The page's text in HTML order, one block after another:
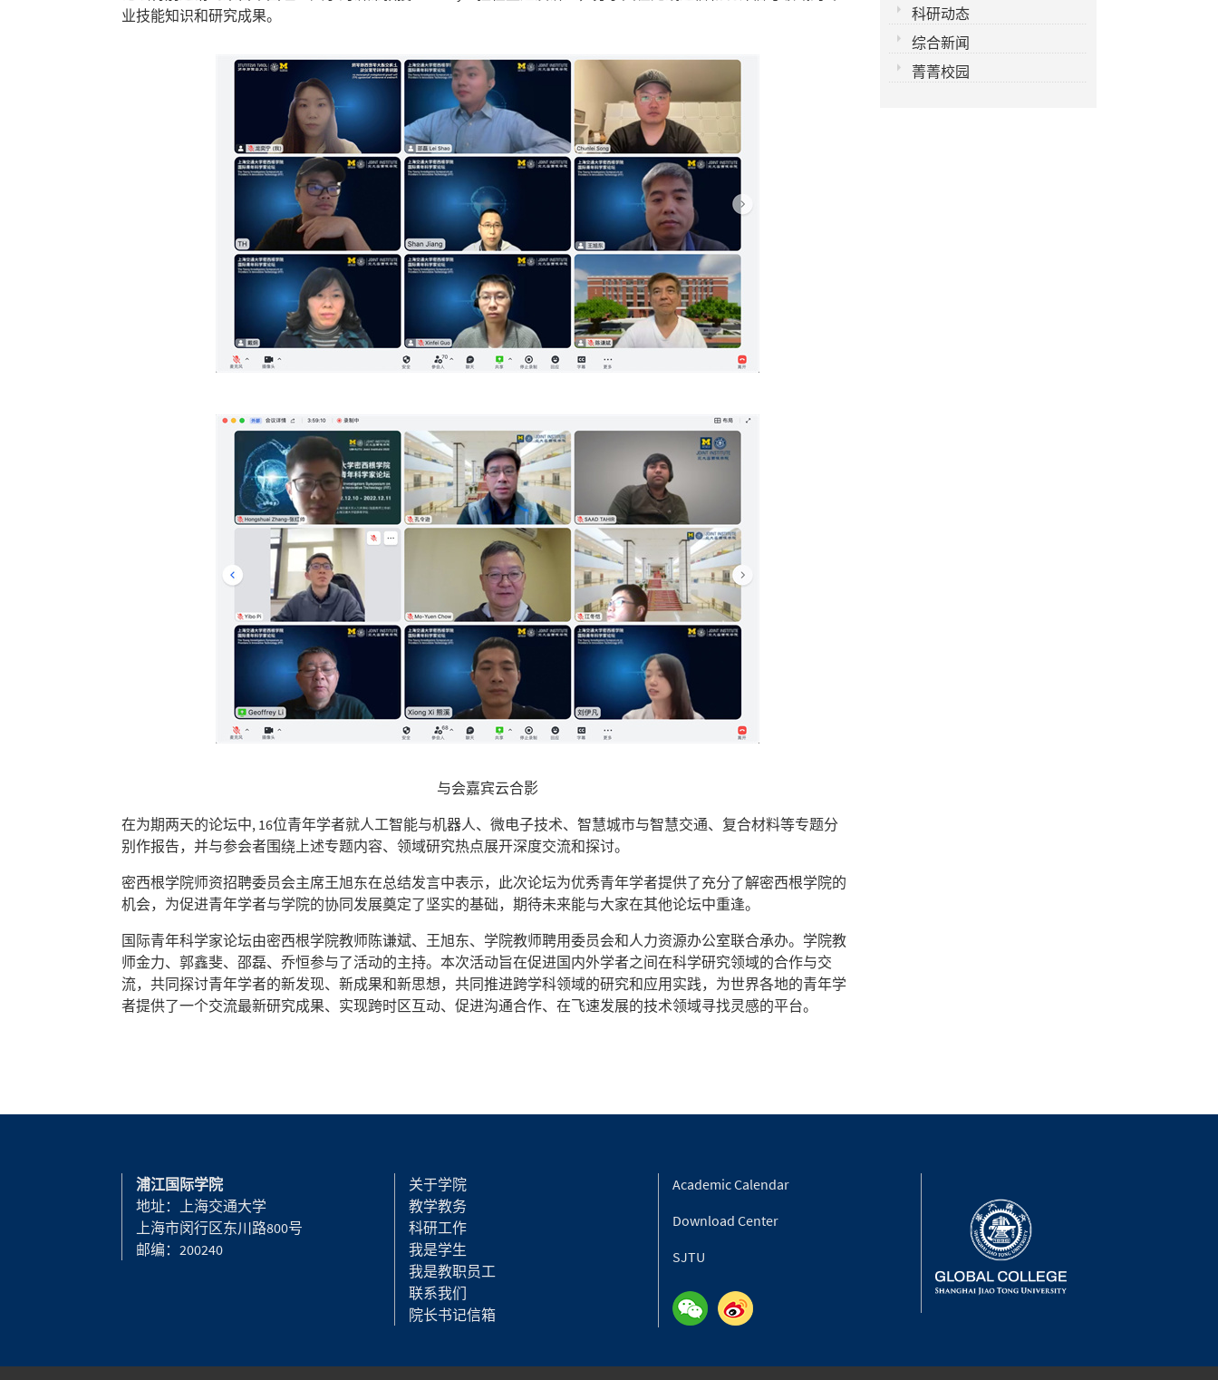
业技能知识和研究成果。
与会嘉宾云合影
在为期两天的论坛中, 16位青年学者就人工智能与机器人、微电子技术、智慧城市与智慧交通、复合材料等专题分
别作报告，并与参会者围绕上述专题内容、领域研究热点展开深度交流和探讨。
密西根学院师资招聘委员会主席王旭东在总结发言中表示，此次论坛为优秀青年学者提供了充分了解密西根学院的
机会，为促进青年学者与学院的协同发展奠定了坚实的基础，期待未来能与大家在其他论坛中重逢。
国际青年科学家论坛由密西根学院教师陈谦斌、王旭东、学院教师聘用委员会和人力资源办公室联合承办。学院教
师金力、郭鑫斐、邵磊、乔恒参与了活动的主持。本次活动旨在促进国内外学者之间在科学研究领域的合作与交
流，共同探讨青年学者的新发现、新成果和新思想，共同推进跨学科领域的研究和应用实践，为世界各地的青年学
者提供了一个交流最新研究成果、实现跨时区互动、促进沟通合作、在飞速发展的技术领域寻找灵感的平台。
科研动态
综合新闻
菁菁校园
浦江国际学院
地址：上海交通大学
上海市闵行区东川路800号
邮编：200240
关于学院
教学教务
科研工作
我是学生
我是教职员工
联系我们
院长书记信箱
Academic Calendar
Download Center
SJTU